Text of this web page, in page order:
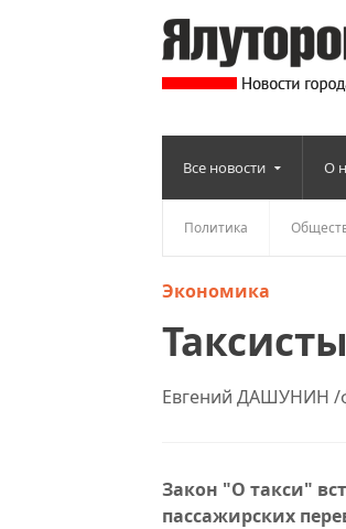
Все новости О
Политика
Экономика
Евгений ДАШУНИН /
Закон "О такси"
пассажирских